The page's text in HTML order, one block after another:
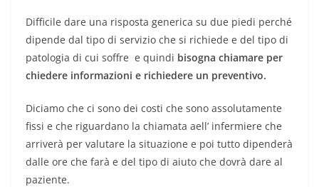
Difficile dare una risposta generica su due piedi perché
dipende dal tipo di servizio che si richiede e del tipo di
patologia di cui soffre e quindi bisogna chiamare per
chiedere informazioni e richiedere un preventivo.
Diciamo che ci sono dei costi che sono assolutamente
fissi e che riguardano la chiamata aell’ infermiere che
arriverà per valutare la situazione e poi tutto dipenderà
dalle ore che farà e del tipo di aiuto che dovrà dare al
paziente.